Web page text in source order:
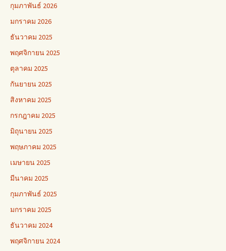
กุมภาพันธ์ 2026
มกราคม 2026
ธันวาคม 2025
พฤศจิกายน 2025
ตุลาคม 2025
กันยายน 2025
สิงหาคม 2025
กรกฎาคม 2025
มิถุนายน 2025
พฤษภาคม 2025
เมษายน 2025
มีนาคม 2025
กุมภาพันธ์ 2025
มกราคม 2025
ธันวาคม 2024
พฤศจิกายน 2024